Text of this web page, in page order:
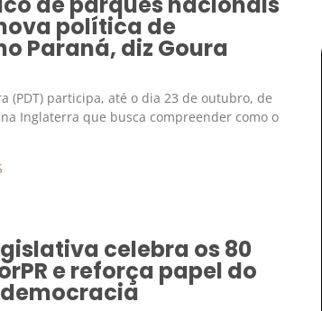
política de
Paraná, diz Goura
(PDT) participa, até o dia 23 de outubro, de
Inglaterra que busca compreender como o
celebra os 80
e reforça papel do